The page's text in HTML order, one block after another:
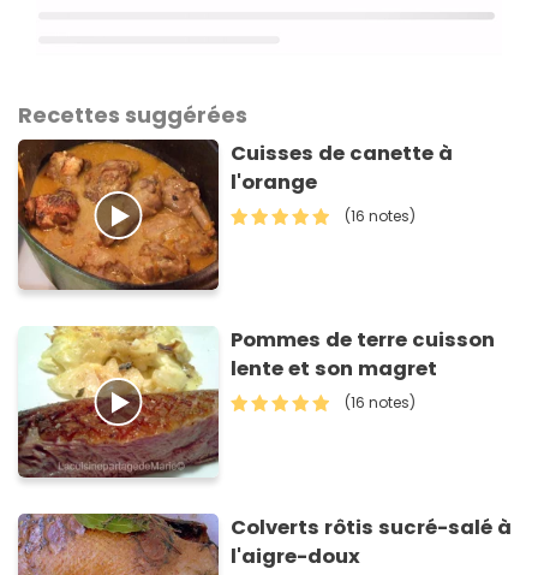
Recettes suggérées
Cuisses de canette à
l'orange
(16 notes)
Pommes de terre cuisson
lente et son magret
(16 notes)
Colverts rôtis sucré-salé à
l'aigre-doux